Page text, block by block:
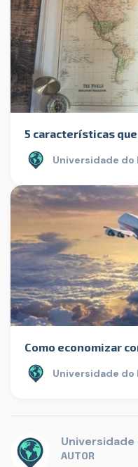
5 características
Universidade
Como economizar
Universidade
AUTOR